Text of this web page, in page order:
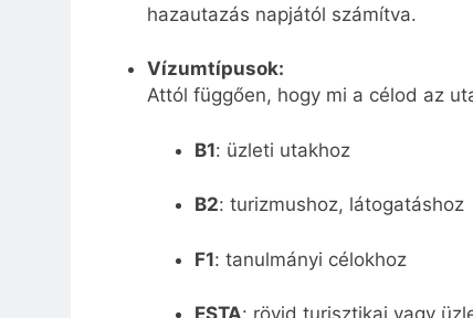
hazautazás napjától számítva.
Vízumtípusok:
Attól függően, hogy mi a célod az
B1: üzleti utakhoz
B2: turizmushoz, látogatáshoz
F1: tanulmányi célokhoz